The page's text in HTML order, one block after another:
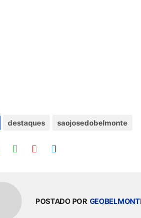
destaques saojosedobelmonte
POSTADO POR